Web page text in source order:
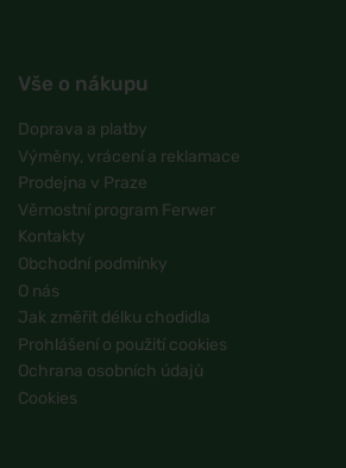
Vše o nákupu
Doprava a platby
Výměny, vrácení a reklamace
Prodejna v Praze
Věrnostní program Ferwer
Kontakty
Obchodní podmínky
O nás
Jak změřit délku chodidla
Prohlášení o použití cookies
Ochrana osobních údajů
Cookies